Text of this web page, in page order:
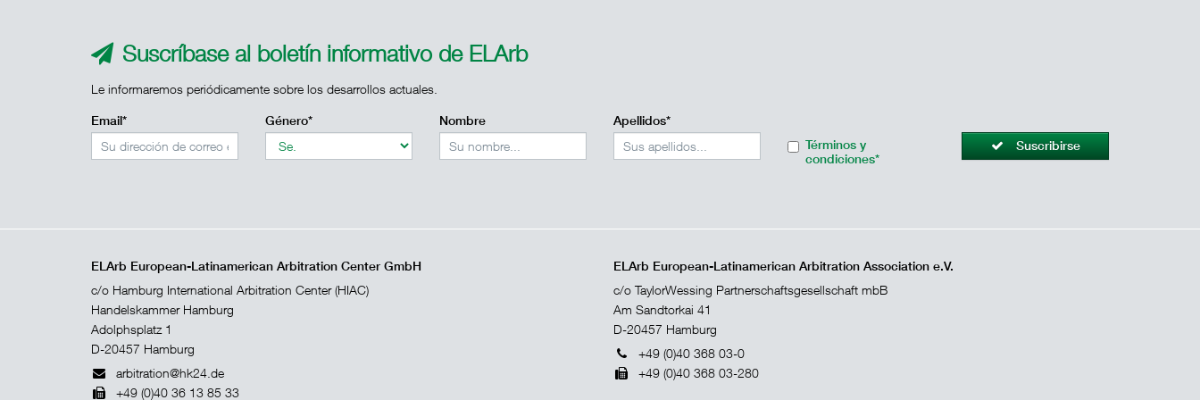
Suscríbase al boletín informativo de ELArb
Le informaremos periódicamente sobre los desarrollos actuales.
Email* Género* Nombre
Apellidos*
Términos y
condiciones*
Suscribirse
ELArb European-Latinamerican Arbitration Center GmbH
c/o Hamburg International Arbitration Center (HIAC)
Handelskammer Hamburg
Adolphsplatz 1
D-20457 Hamburg
arbitration@hk24.de
+49 (0)40 36 13 85 33
ELArb European-Latinamerican Arbitration Association e.V.
c/o TaylorWessing Partnerschaftsgesellschaft mbB
Am Sandtorkai 41
D-20457 Hamburg
+49 (0)40 368 03-0
+49 (0)40 368 03-280